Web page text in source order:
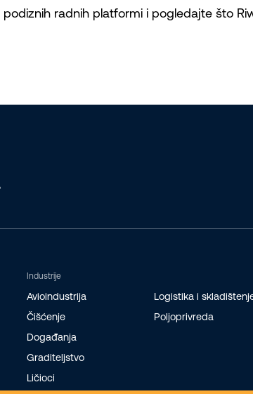
podiznih radnih platformi i pogledajte što
Industrije
Avioindustrija
Čišćenje
Događanja
Graditeljstvo
Ličioci
Logistika i
Poljoprivreda